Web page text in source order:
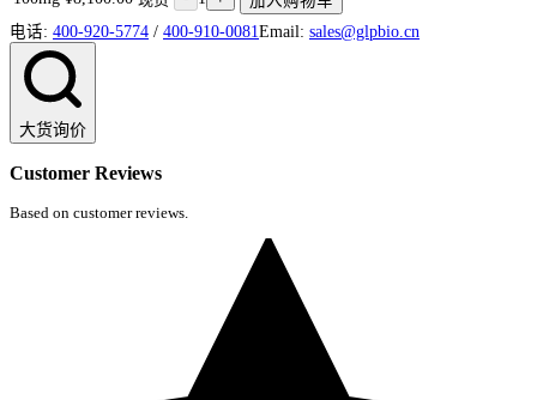
电话: 400-920-5774 / 400-910-0081 Email: sales@glpbio.cn
大货询价
Customer Reviews
Based on customer reviews.